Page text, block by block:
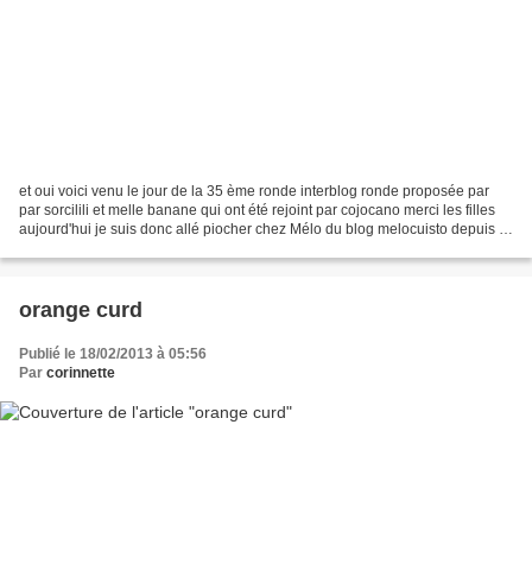
et oui voici venu le jour de la 35 ème ronde interblog ronde proposée par
par sorcilili et melle banane qui ont été rejoint par cojocano merci les filles
aujourd'hui je suis donc allé piocher chez Mélo du blog melocuisto depuis le
orange curd
Publié le 18/02/2013 à 05:56
Par corinnette